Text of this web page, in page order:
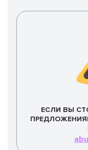
ЕСЛИ ВЫ